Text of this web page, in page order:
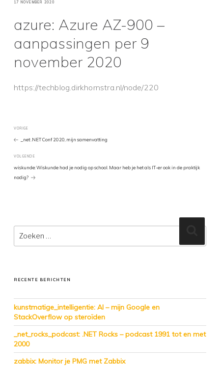
GEPLAATST
17 NOVEMBER 2020
azure: Azure AZ-900 –
aanpassingen per 9
november 2020
https://techblog.dirkhornstra.nl/node/220
Bericht
navigatie
Vorig
bericht
VORIGE
_net: .NET Conf 2020, mijn samenvatting
Volgend
Bericht
VOLGENDE
wiskunde: Wiskunde had je nodig op school. Maar heb je het als IT-er ook in de praktijk
nodig?
Zoeken
naar:
RECENTE BERICHTEN
kunstmatige_intelligentie: AI – mijn Google en
StackOverflow op steroïden
_net_rocks_podcast: .NET Rocks – podcast 1991 tot en met
2000
zabbix: Monitor je PMG met Zabbix